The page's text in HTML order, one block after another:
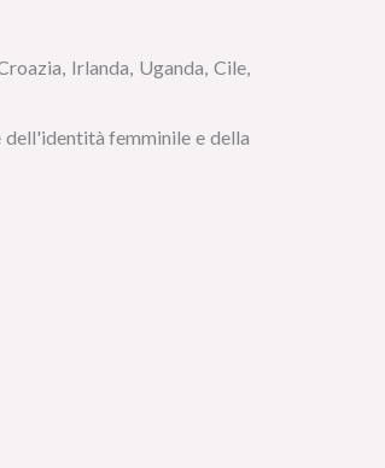
Irlanda, Uganda, Cile,
femminile e della